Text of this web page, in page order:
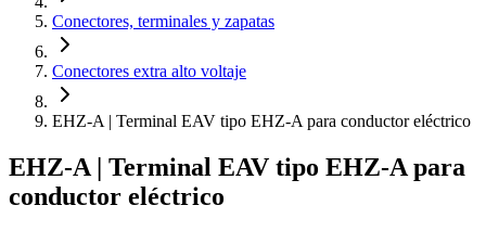
Conectores, terminales y zapatas
Conectores extra alto voltaje
EHZ-A | Terminal EAV tipo EHZ-A para conductor eléctrico
EHZ-A | Terminal EAV tipo EHZ-A para
conductor eléctrico